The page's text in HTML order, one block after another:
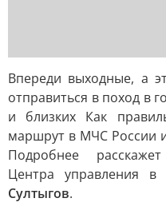
Впереди выходные, а
отправиться в поход в
и близких Как
маршрут в МЧС России
Подробнее
Центра управления в
Султыгов.